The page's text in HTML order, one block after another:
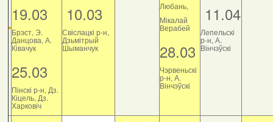
19.03
Брэст, Э.
Данцова, А.
Ківачук
25.03
Пінскі р-н, Дз.
Кіцель, Дз.
Харковіч
10.03
Свіслацкі р-н,
Дзьмітрый
Шыманчук
Любань,
Мікалай
Верабей
28.03
Чэрвеньскі
р-н, А.
Вінчэўскі
11.04
Лепельскі
р-н, А.
Вінчэўскі